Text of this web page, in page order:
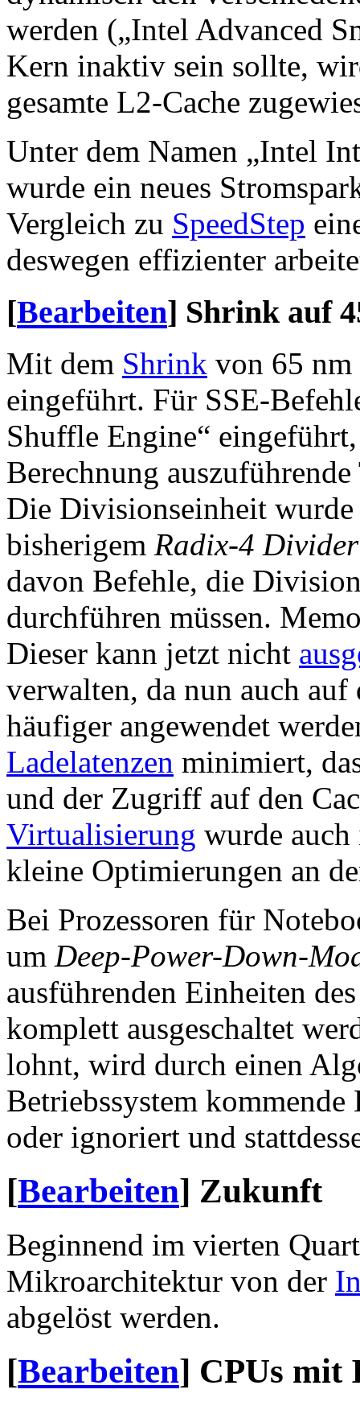
werden („Intel Advanced
Kern inaktiv sein sollte,
gesamte L2-Cache
Unter dem Namen „Intel
wurde ein neues
Vergleich zu SpeedStep
deswegen effizienter
[Bearbeiten] Shrink auf
Mit dem Shrink von 65
eingeführt. Für SSE-
Shuffle Engine“
Berechnung
Die Divisionseinheit
bisherigem Radix-4 Divider
davon Befehle, die
durchführen müssen.
Dieser kann jetzt nicht
verwalten, da nun auch
häufiger angewendet
Ladelatenzen minimiert,
und der Zugriff auf den
Virtualisierung wurde
kleine Optimierungen an
Bei Prozessoren für
um Deep-Power-Down-
ausführenden Einheiten
komplett ausgeschaltet
lohnt, wird durch einen
Betriebssystem
oder ignoriert und
[Bearbeiten] Zukunft
Beginnend im vierten
Mikroarchitektur von der
abgelöst werden.
[Bearbeiten] CPUs